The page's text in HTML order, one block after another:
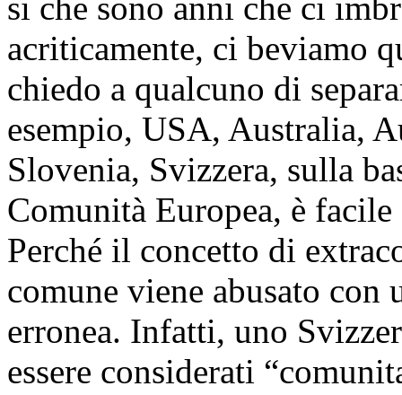
acriticamente, ci beviamo
chiedo a qualcuno di
esempio, USA, Australia,
Slovenia, Svizzera, sulla
Comunità Europea, è
Perché il concetto di
comune viene abusato con
erronea. Infatti, uno
essere considerati